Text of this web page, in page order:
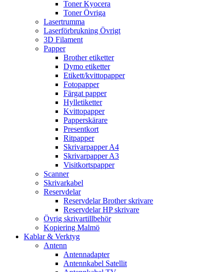
Toner Kyocera
Toner Övriga
Lasertrumma
Laserförbrukning Övrigt
3D Filament
Papper
Brother etiketter
Dymo etiketter
Etikett/kvittopapper
Fotopapper
Färgat papper
Hylletiketter
Kvittopapper
Papperskärare
Presentkort
Ritpapper
Skrivarpapper A4
Skrivarpapper A3
Visitkortspapper
Scanner
Skrivarkabel
Reservdelar
Reservdelar Brother skrivare
Reservdelar HP skrivare
Övrig skrivartillbehör
Kopiering Malmö
Kablar & Verktyg
Antenn
Antennadapter
Antennkabel Satellit